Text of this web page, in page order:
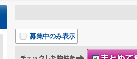
募集中のみ表示